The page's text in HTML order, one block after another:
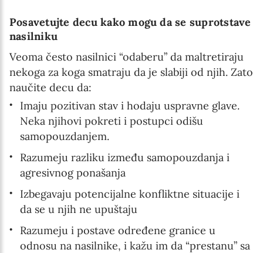
Posavetujte decu kako mogu da se suprotstave
nasilniku
Veoma često nasilnici “odaberu” da maltretiraju
nekoga za koga smatraju da je slabiji od njih. Zato
naučite decu da:
Imaju pozitivan stav i hodaju uspravne glave.
Neka njihovi pokreti i postupci odišu
samopouzdanjem.
Razumeju razliku između samopouzdanja i
agresivnog ponašanja
Izbegavaju potencijalne konfliktne situacije i
da se u njih ne upuštaju
Razumeju i postave određene granice u
odnosu na nasilnike, i kažu im da “prestanu” sa